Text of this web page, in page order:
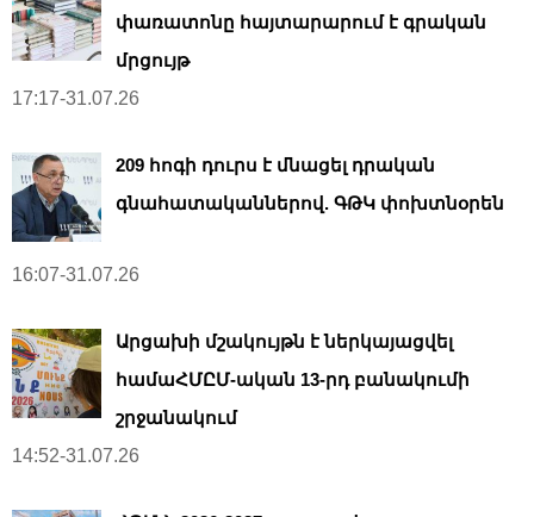
փառատոնը հայտարարում է գրական
մրցույթ
17:17-31.07.26
209 հոգի դուրս է մնացել դրական
գնահատականներով. ԳԹԿ փոխտնօրեն
16:07-31.07.26
Արցախի մշակույթն է ներկայացվել
համաՀՄԸՄ-ական 13-րդ բանակումի
շրջանակում
14:52-31.07.26